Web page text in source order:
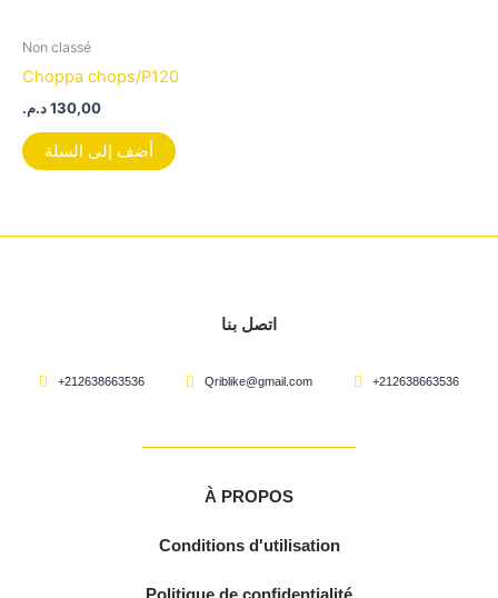
Non classé
Choppa chops/P120
130,00د.م.
أضف إلى السلة
اتصل بنا
+212638663536 Qriblike@gmail.com +212638663536
À PROPOS
Conditions d'utilisation